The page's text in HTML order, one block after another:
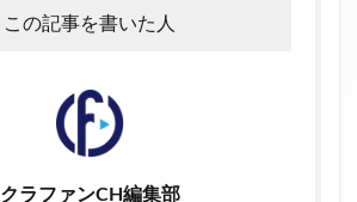
この記事を書いた人
クラファンCH編集部